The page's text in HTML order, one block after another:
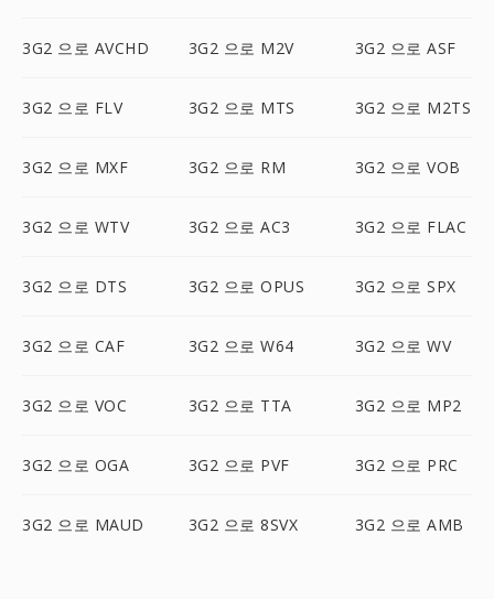
3G2 으로 AVCHD 3G2 으로 M2V 3G2 으로 ASF
3G2 으로 FLV 3G2 으로 MTS 3G2 으로 M2TS
3G2 으로 MXF 3G2 으로 RM 3G2 으로 VOB
3G2 으로 WTV 3G2 으로 AC3 3G2 으로 FLAC
3G2 으로 DTS 3G2 으로 OPUS 3G2 으로 SPX
3G2 으로 CAF 3G2 으로 W64 3G2 으로 WV
3G2 으로 VOC 3G2 으로 TTA 3G2 으로 MP2
3G2 으로 OGA 3G2 으로 PVF 3G2 으로 PRC
3G2 으로 MAUD 3G2 으로 8SVX 3G2 으로 AMB